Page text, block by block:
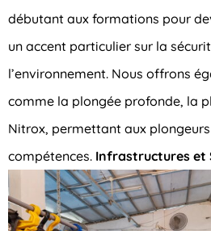
débutant aux formations pour
un accent particulier sur la
l’environnement. Nous offrons
comme la plongée profonde, la
Nitrox, permettant aux plongeurs
compétences. Infrastructures et